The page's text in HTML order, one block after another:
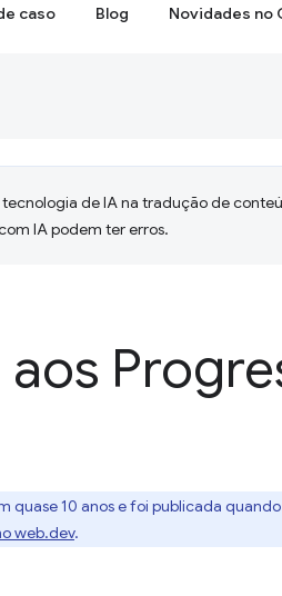
caso Blog Novidades no
de IA na tradução de
IA podem ter erros.
quase 10 anos e foi publicada
web.dev.